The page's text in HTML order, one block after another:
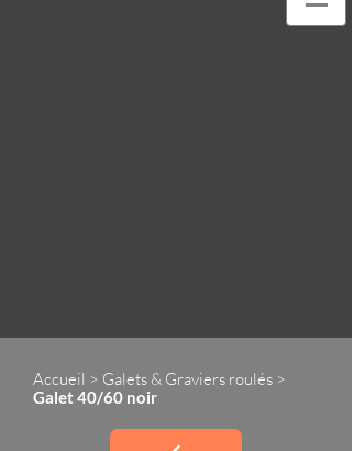
Accueil > Galets & Graviers roulés >
Galet 40/60 noir